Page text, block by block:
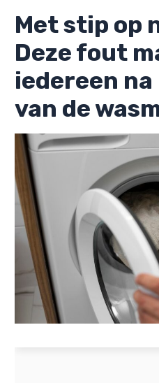
Met stip op
Deze fout
iedereen
van de